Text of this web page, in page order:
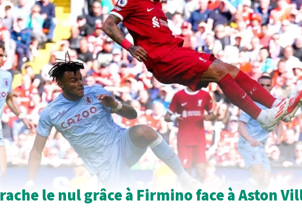
le nul grâce à Firmino face à Aston